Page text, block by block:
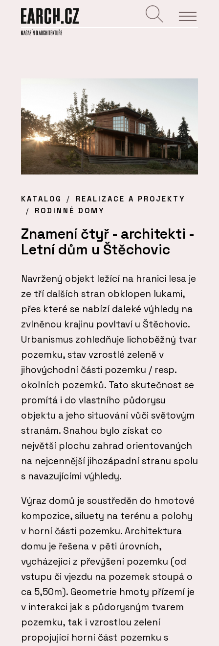
KATALOG
REALIZACE A PROJEKTY
RODINNÉ DOMY
Znamení čtyř - architekti -
Letní dům u Štěchovic
Navržený objekt ležící na hranici lesa je
ze tří dalších stran obklopen lukami,
přes které se nabízí daleké výhledy na
zvlněnou krajinu povltaví u Štěchovic.
Urbanismus zohledňuje lichoběžný tvar
pozemku, stav vzrostlé zeleně v
jihovýchodní části pozemku / resp.
okolních pozemků. Tato skutečnost se
promítá i do vlastního půdorysu
objektu a jeho situování vůči světovým
stranám. Snahou bylo získat co
největší plochu zahrad orientovaných
na nejcennější jihozápadní stranu spolu
s navazujícími výhledy.
Výraz domů je soustředěn do hmotové
kompozice, siluety na terénu a polohy
v horní části pozemku. Architektura
domu je řešena v pěti úrovních,
vycházející z převýšení pozemku (od
vstupu či vjezdu na pozemek stoupá o
ca 5,50m). Geometrie hmoty přízemí je
v interakci jak s půdorysným tvarem
pozemku, tak i vzrostlou zelení
propojující horní část pozemku s